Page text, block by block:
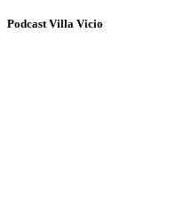
Podcast Villa Vicio